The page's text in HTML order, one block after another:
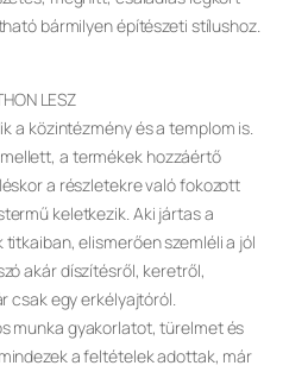
bármilyen építészeti stílushoz.
LESZ
a közintézmény és a templom is.
a termékek hozzáértő
a részletekre való fokozott
keletkezik. Aki jártas a
elismerően szemléli a jól
akár díszítésről, keretről,
csak egy erkélyajtóról.
munka gyakorlatot, türelmet és
a feltételek adottak, már